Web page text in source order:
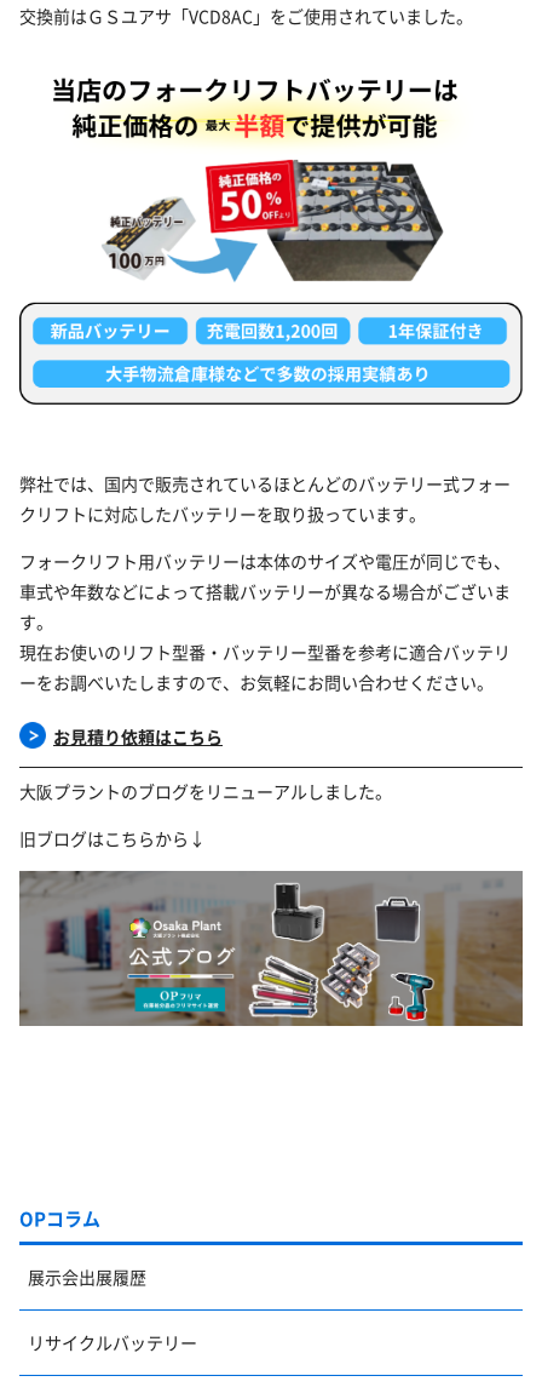
交換前はＧＳユアサ「VCD8AC」をご使用されていました。
弊社では、国内で販売されているほとんどのバッテリー式フォー
クリフトに対応したバッテリーを取り扱っています。
フォークリフト用バッテリーは本体のサイズや電圧が同じでも、
車式や年数などによって搭載バッテリーが異なる場合がございま
す。
現在お使いのリフト型番・バッテリー型番を参考に適合バッテリ
ーをお調べいたしますので、お気軽にお問い合わせください。
お見積り依頼はこちら
大阪プラントのブログをリニューアルしました。
旧ブログはこちらから↓
OPコラム
展示会出展履歴
リサイクルバッテリー